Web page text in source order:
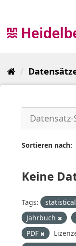
Sortieren nach
Keine
Tags:
Jahrbuch
PDF